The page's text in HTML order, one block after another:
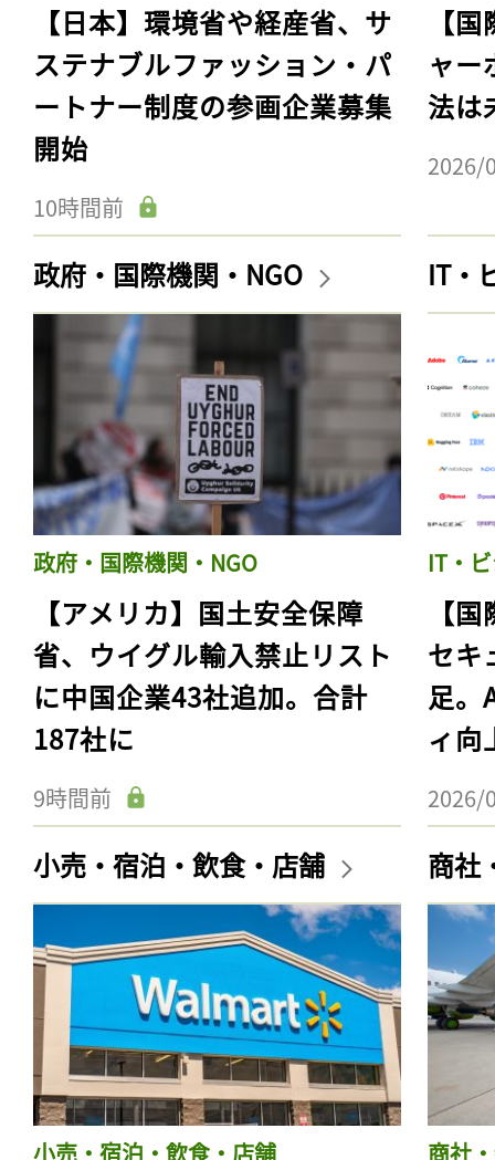
【日本】環境省や経産省、サ
ステナブルファッション・パ
ートナー制度の参画企業募集
開始
10時間前
【
ャー
法は
2026/
政府・国際機関・NGO
政府・国際機関・NGO
【アメリカ】国土安全保障
省、ウイグル輸入禁止リスト
に中国企業43社追加。合計
187社に
9時間前
IT・
IT・
【
セキ
足。
ィ向
2026/
小売・宿泊・飲食・店舗
小売・宿泊・飲食・店舗
商社
商社